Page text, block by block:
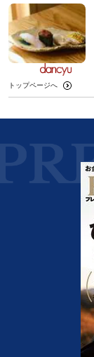
トップページへ